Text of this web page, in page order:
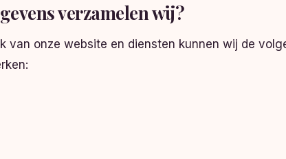
verzamelen wij?
van onze website en diensten kunnen wij de